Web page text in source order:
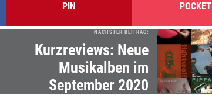
PIN POCKET
NÄCHSTER BEITRAG:
Kurzreviews: Neue
Musikalben im
September 2020